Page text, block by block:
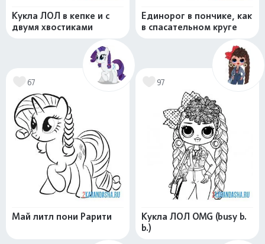
Кукла ЛОЛ в кепке и с
двумя хвостиками
Единорог в пончике, как
в спасательном круге
67
Май литл пони Рарити
97
Кукла ЛОЛ OMG (busy b.
b.)